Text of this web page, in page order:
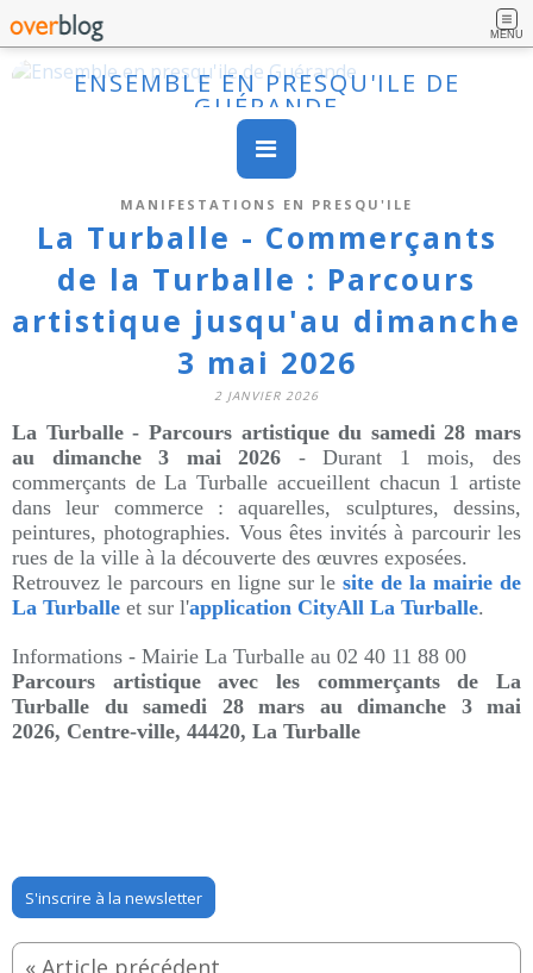
MENU
ENSEMBLE EN PRESQU'ILE DE
GUÉRANDE
MANIFESTATIONS EN PRESQU'ILE
La Turballe - Commerçants
de la Turballe : Parcours
artistique jusqu'au dimanche
3 mai 2026
2 JANVIER 2026
La Turballe - Parcours artistique du samedi 28 mars
au dimanche 3 mai 2026 -Durant 1 mois, des
commerçants de La Turballe accueillent chacun 1 artiste
dans leur commerce : aquarelles, sculptures, dessins,
peintures, photographies. Vous êtes invités à parcourir les
rues de la ville à la découverte des œuvres exposées.
Retrouvez le parcours en ligne sur lesite de la mairie de
La Turballe et sur l'application CityAll La Turballe.
Informations - Mairie La Turballe au 02 40 11 88 00
Parcours artistique avec les commerçants de La
Turballe du samedi 28 mars au dimanche 3 mai
2026, Centre-ville, 44420, La Turballe
S'inscrire à la newsletter